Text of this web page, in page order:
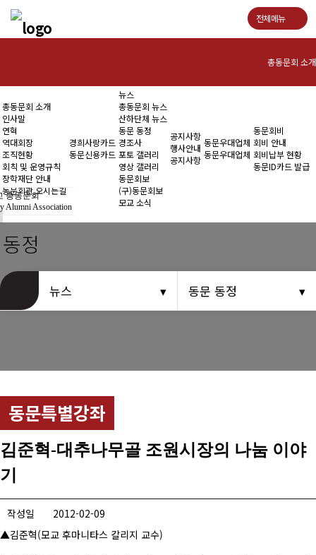
전체메뉴
총동문회 소개
인사말
연혁
역대회장
조직현황
회칙 및 운영규칙
장학재단 안내
동문회관 오시는길
총동문회 뉴스
경조사
총동문회 소개
인사말
연혁
역대회장
조직현황
회칙 및 운영규칙
장학재단 안내
동문회관 오시는길
경희사랑카드
동문신용카드
뉴스
총동문회 뉴스
산하단체 뉴스
동문 동정
경조사
포토 갤러리
영상 갤러리
동문회보
(구)동문회보
모교 소식
공지사항
행사안내
공지사항
동문우대업체
동문우대업체
동문회비
회비 안내
회비납부 현황
동문ID카드 발급
총동문회
Alumni Association
정
뉴스 동문 동정
동문특별강좌
김준혁-대추나무골 조원시장의 나눔 이야
기
작성일
2012-02-09
▲김준혁(모교 후마니타스 칼리지 교수)